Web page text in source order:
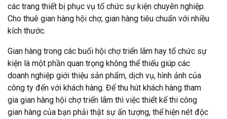
các trang thiết bị phục vụ tổ chức sự kiện chuyên nghiệp.
Cho thuê gian hàng hội chợ, gian hàng tiêu chuẩn với nhiều
kích thước.
Gian hàng trong các buổi hội chợ triển lãm hay tổ chức sự
kiện là một phần quan trọng không thể thiếu giúp các
doanh nghiệp giới thiệu sản phẩm, dịch vụ, hình ảnh của
công ty đến với khách hàng. Để thu hút khách hàng tham
gia gian hàng hội chợ triển lãm thì việc thiết kế thi công
gian hàng của bạn phải thật sự ấn tượng, thể hiện nét độc